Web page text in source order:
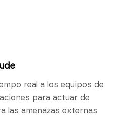
real a los equipos de
para actuar de
las amenazas externas